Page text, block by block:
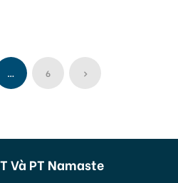
… 6
Và PT Namaste